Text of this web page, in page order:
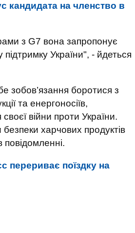
кандидата на членство в
з G7 вона запропонує
України", - йдеться
зобов’язання боротися з
та енергоносіїв,
війни проти України.
безпеки харчових продуктів
повідомленні.
перериває поїздку на